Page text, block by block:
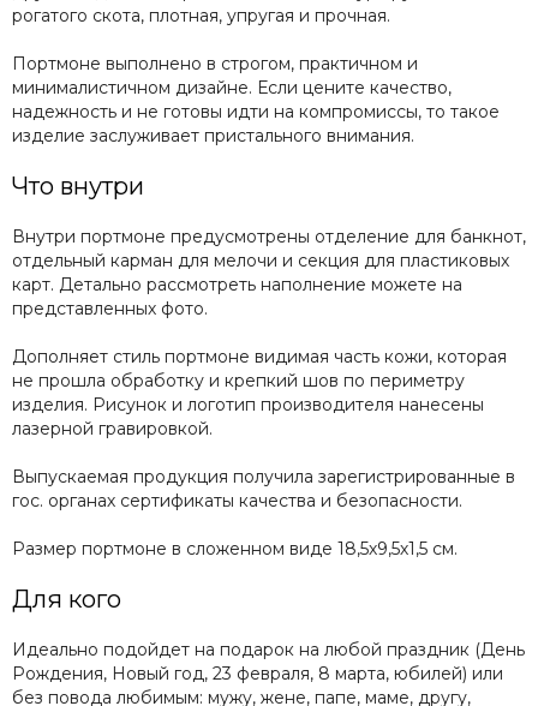
рогатого скота, плотная, упругая и прочная.
Портмоне выполнено в строгом, практичном и
минималистичном дизайне. Если цените качество,
надежность и не готовы идти на компромиссы, то такое
изделие заслуживает пристального внимания.
Что внутри
Внутри портмоне предусмотрены отделение для банкнот,
отдельный карман для мелочи и секция для пластиковых
карт. Детально рассмотреть наполнение можете на
представленных фото.
Дополняет стиль портмоне видимая часть кожи, которая
не прошла обработку и крепкий шов по периметру
изделия. Рисунок и логотип производителя нанесены
лазерной гравировкой.
Выпускаемая продукция получила зарегистрированные в
гос. органах сертификаты качества и безопасности.
Размер портмоне в сложенном виде 18,5х9,5х1,5 см.
Для кого
Идеально подойдет на подарок на любой праздник (День
Рождения, Новый год, 23 февраля, 8 марта, юбилей) или
без повода любимым: мужу, жене, папе, маме, другу,